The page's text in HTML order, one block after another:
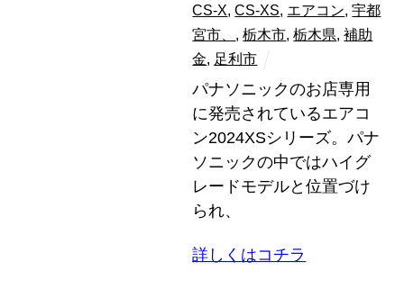
CS-X,CS-XS, エアコン,宇都
宮市、 ,栃木市,栃木県,補助
金, 足利市
パナソニックのお店専用
に発売されているエアコ
ン2024XSシリーズ。パナ
ソニックの中ではハイグ
レードモデルと位置づけ
られ、
詳しくはコチラ